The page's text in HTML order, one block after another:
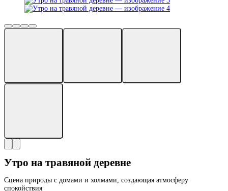
Утро на травяной деревне
Сцена природы с домами и холмами, создающая атмосферу
спокойствия